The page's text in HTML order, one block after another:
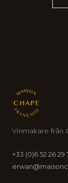
Vinmakare från
+33 (0)6 52 26 29